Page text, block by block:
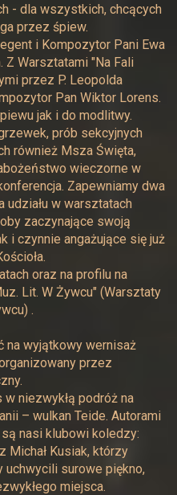
- dla wszystkich, chcących
przez śpiew.
i Kompozytor Pani Ewa
Z Warsztatami "Na Fali
przez P. Leopolda
Pan Wiktor Lorens.
jak i do modlitwy.
prób sekcyjnych
również Msza Święta,
wieczorne w
Zapewniamy dwa
udziału w warsztatach
zaczynające swoją
i czynnie angażujące się już
oraz na profilu na
Lit. W Żywcu" (Warsztaty
.
na wyjątkowy wernisaż
przez
niezwykłą podróż na
– wulkan Teide. Autorami
nasi klubowi koledzy:
Michał Kusiak, którzy
surowe piękno,
miejsca.